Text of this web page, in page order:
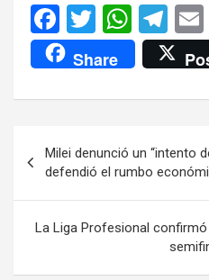
F
a
ce
b
o
k
T
wi
tt
er
W
h
at
s
p
p
T
el
e
gr
m
Share
de
entradas
Milei denunció un “intento
defendió el rumbo
La Liga Profesional